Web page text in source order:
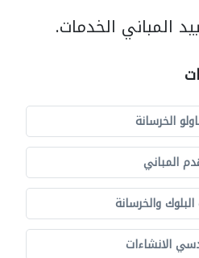
المباني الخدمات.
الخرسانة
المباني
والخرسانة
الانشاءات